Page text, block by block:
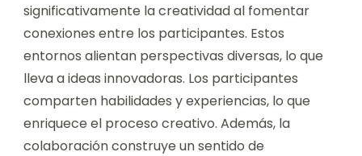
significativamente la creatividad al fomentar
conexiones entre los participantes. Estos
entornos alientan perspectivas diversas, lo que
lleva a ideas innovadoras. Los participantes
comparten habilidades y experiencias, lo que
enriquece el proceso creativo. Además, la
colaboración construye un sentido de